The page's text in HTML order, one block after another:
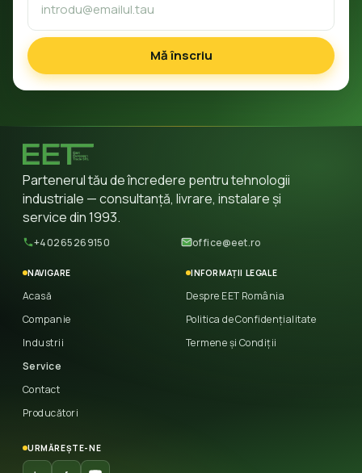
Mă înscriu
Partenerul tău de încredere pentru tehnologii
industriale — consultanță, livrare, instalare și
service din 1993.
+40265269150 office@eet.ro
NAVIGARE
Acasă
Companie
Industrii
Service
Contact
Producători
INFORMAȚII LEGALE
Despre EET România
Politica de Confidențialitate
Termene și Condiții
URMĂREȘTE-NE